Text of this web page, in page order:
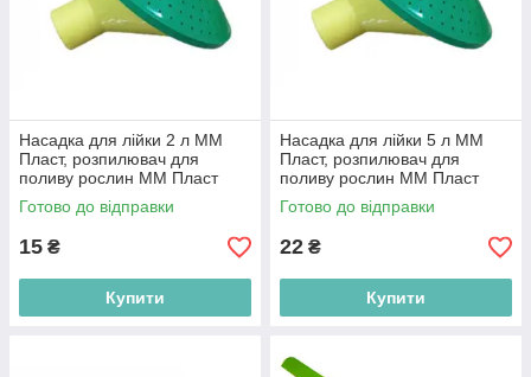
Насадка для лійки 2 л ММ
Пласт, розпилювач для
поливу рослин ММ Пласт
ММ2162
Готово до відправки
15 ₴
Купити
Насадка для лійки 5 л ММ
Пласт, розпилювач для
поливу рослин ММ Пласт
ММ2163
Готово до відправки
22 ₴
Купити